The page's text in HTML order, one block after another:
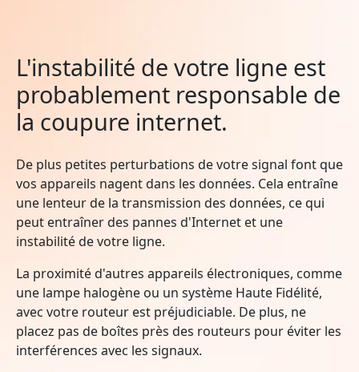
L'instabilité de votre ligne est
probablement responsable de
la coupure internet.
De plus petites perturbations de votre signal font que
vos appareils nagent dans les données. Cela entraîne
une lenteur de la transmission des données, ce qui
peut entraîner des pannes d'Internet et une
instabilité de votre ligne.
La proximité d'autres appareils électroniques, comme
une lampe halogène ou un système Haute Fidélité,
avec votre routeur est préjudiciable. De plus, ne
placez pas de boîtes près des routeurs pour éviter les
interférences avec les signaux.